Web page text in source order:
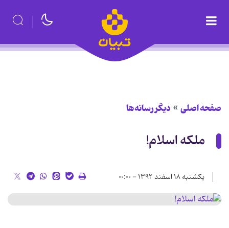
صفحه اصلی دیگر رسانه‌ها
ملکه اسلام!
یکشنبه ۱۸ اسفند ۱۳۹۲ - ۰۰:۰۰